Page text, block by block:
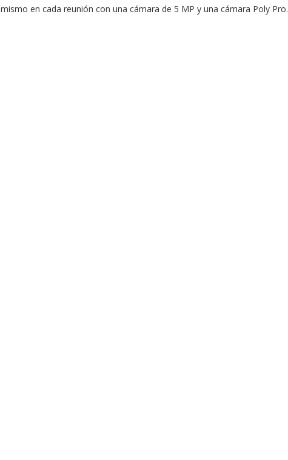
en cada reunión con una cámara de 5 MP y una cámara Poly Pro.